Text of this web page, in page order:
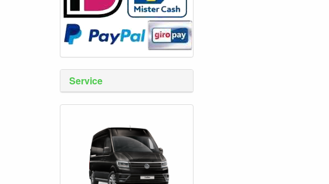
Service